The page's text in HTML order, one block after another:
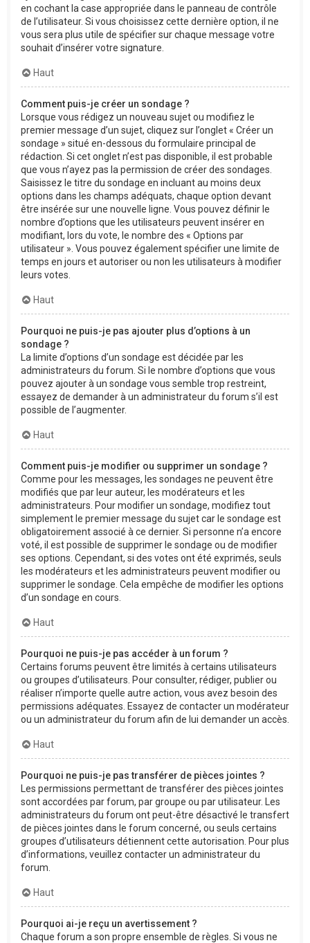
en cochant la case appropriée dans le panneau de contrôle
de l’utilisateur. Si vous choisissez cette dernière option, il ne
vous sera plus utile de spécifier sur chaque message votre
souhait d’insérer votre signature.
Haut
Comment puis-je créer un sondage ?
Lorsque vous rédigez un nouveau sujet ou modifiez le
premier message d’un sujet, cliquez sur l’onglet « Créer un
sondage » situé en-dessous du formulaire principal de
rédaction. Si cet onglet n’est pas disponible, il est probable
que vous n’ayez pas la permission de créer des sondages.
Saisissez le titre du sondage en incluant au moins deux
options dans les champs adéquats, chaque option devant
être insérée sur une nouvelle ligne. Vous pouvez définir le
nombre d’options que les utilisateurs peuvent insérer en
modifiant, lors du vote, le nombre des « Options par
utilisateur ». Vous pouvez également spécifier une limite de
temps en jours et autoriser ou non les utilisateurs à modifier
leurs votes.
Haut
Pourquoi ne puis-je pas ajouter plus d’options à un
sondage ?
La limite d’options d’un sondage est décidée par les
administrateurs du forum. Si le nombre d’options que vous
pouvez ajouter à un sondage vous semble trop restreint,
essayez de demander à un administrateur du forum s’il est
possible de l’augmenter.
Haut
Comment puis-je modifier ou supprimer un sondage ?
Comme pour les messages, les sondages ne peuvent être
modifiés que par leur auteur, les modérateurs et les
administrateurs. Pour modifier un sondage, modifiez tout
simplement le premier message du sujet car le sondage est
obligatoirement associé à ce dernier. Si personne n’a encore
voté, il est possible de supprimer le sondage ou de modifier
ses options. Cependant, si des votes ont été exprimés, seuls
les modérateurs et les administrateurs peuvent modifier ou
supprimer le sondage. Cela empêche de modifier les options
d’un sondage en cours.
Haut
Pourquoi ne puis-je pas accéder à un forum ?
Certains forums peuvent être limités à certains utilisateurs
ou groupes d’utilisateurs. Pour consulter, rédiger, publier ou
réaliser n’importe quelle autre action, vous avez besoin des
permissions adéquates. Essayez de contacter un modérateur
ou un administrateur du forum afin de lui demander un accès.
Haut
Pourquoi ne puis-je pas transférer de pièces jointes ?
Les permissions permettant de transférer des pièces jointes
sont accordées par forum, par groupe ou par utilisateur. Les
administrateurs du forum ont peut-être désactivé le transfert
de pièces jointes dans le forum concerné, ou seuls certains
groupes d’utilisateurs détiennent cette autorisation. Pour plus
d’informations, veuillez contacter un administrateur du
forum.
Haut
Pourquoi ai-je reçu un avertissement ?
Chaque forum a son propre ensemble de règles. Si vous ne